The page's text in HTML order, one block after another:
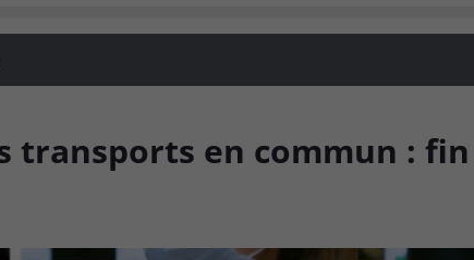
transports en commun :